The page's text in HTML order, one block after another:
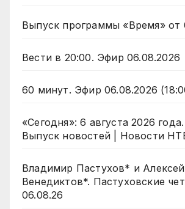
Выпуск программы «Время» от
Вести в 20:00. Эфир 06.08.2026
60 минут. Эфир 06.08.2026
«Сегодня»: 6 августа 2026 года.
Выпуск новостей | Новости
Владимир Пастухов* и Алексей
Венедиктов*. Пастуховские
06.08.26